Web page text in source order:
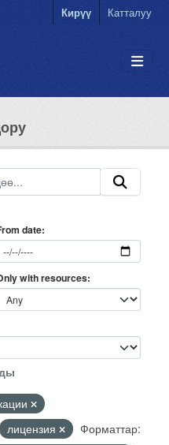
Кирүү Катталуу
date
with resources
лицензия
Форматтар: